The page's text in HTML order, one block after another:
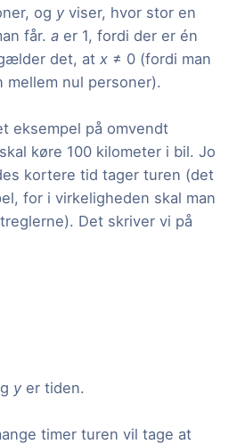
og y viser, hvor stor en
får. a er 1, fordi der er én
det, at x ≠ 0 (fordi man
mellem nul personer).
eksempel på omvendt
køre 100 kilometer i bil. Jo
kortere tid tager turen (det
for i virkeligheden skal man
Det skriver vi på
yer tiden.
timer turen vil tage at